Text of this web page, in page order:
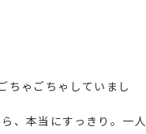
ちゃごちゃしていまし
、本当にすっきり。一人